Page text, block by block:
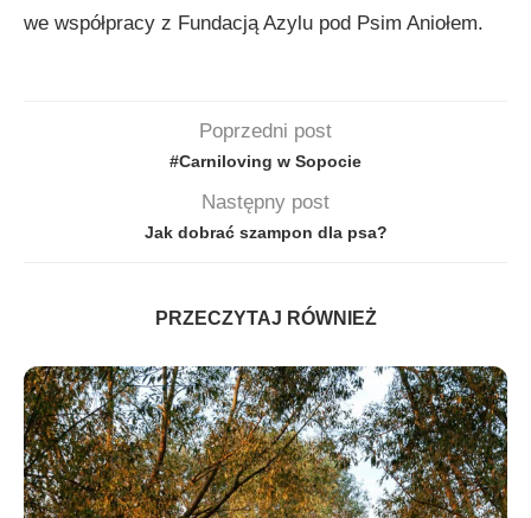
we współpracy z Fundacją Azylu pod Psim Aniołem.
Poprzedni post
#Carniloving w Sopocie
Następny post
Jak dobrać szampon dla psa?
PRZECZYTAJ RÓWNIEŻ